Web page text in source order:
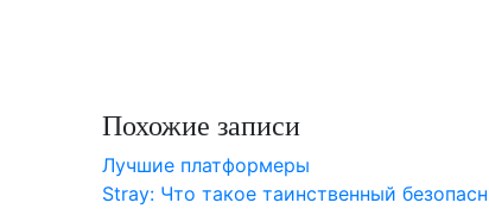
Похожие записи
Лучшие платформеры
Stray: Что такое таинственный